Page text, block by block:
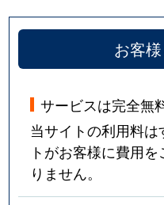
お客
サービスは完全無
当サイトの利用料
トがお客様に費用
りません。